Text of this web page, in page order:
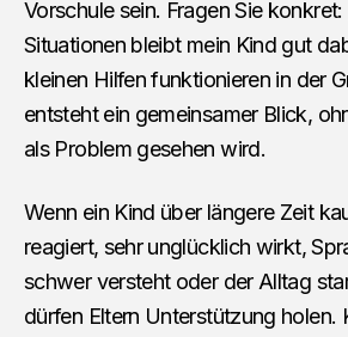
Vorschule sein. Fragen Sie
Situationen bleibt mein Kind gut
kleinen Hilfen funktionieren in der
entsteht ein gemeinsamer Blick,
als Problem gesehen wird.
Wenn ein Kind über längere Zeit
reagiert, sehr unglücklich wirkt,
schwer versteht oder der Alltag
dürfen Eltern Unterstützung holen.